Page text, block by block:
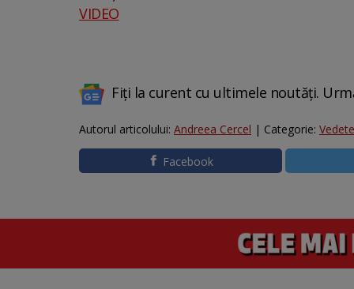
VIDEO
Fiți la curent cu ultimele noutăți.
Autorul articolului: Andreea Cercel | Categorie: Vedete
Facebook